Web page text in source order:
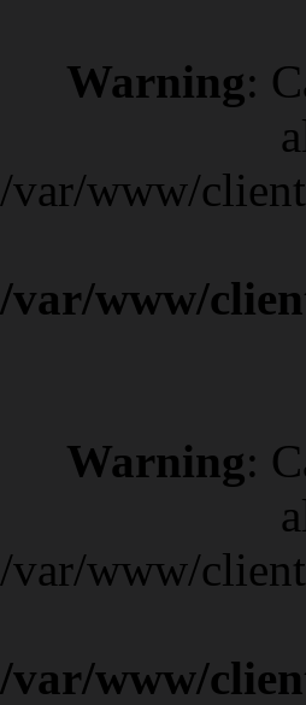
Warning:
/var/www/
/var/www/
Warning:
/var/www/
/var/www/